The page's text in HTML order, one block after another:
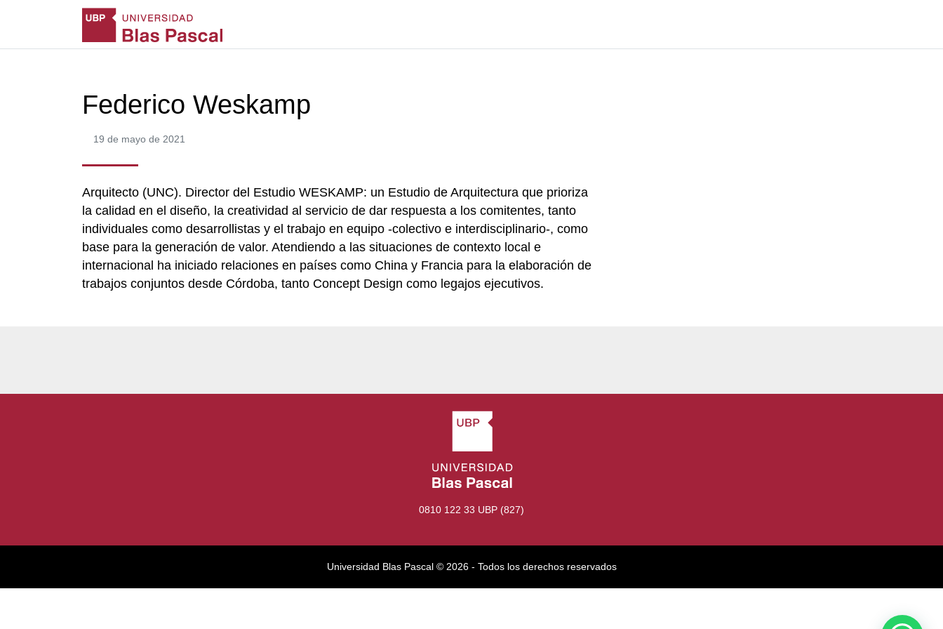
Federico Weskamp
19 de mayo de 2021
Arquitecto (UNC). Director del Estudio WESKAMP: un Estudio de Arquitectura que prioriza
la calidad en el diseño, la creatividad al servicio de dar respuesta a los comitentes, tanto
individuales como desarrollistas y el trabajo en equipo -colectivo e interdisciplinario-, como
base para la generación de valor. Atendiendo a las situaciones de contexto local e
internacional ha iniciado relaciones en países como China y Francia para la elaboración de
trabajos conjuntos desde Córdoba, tanto Concept Design como legajos ejecutivos.
0810 122 33 UBP (827)
Universidad Blas Pascal ©️ 2026 - Todos los derechos reservados